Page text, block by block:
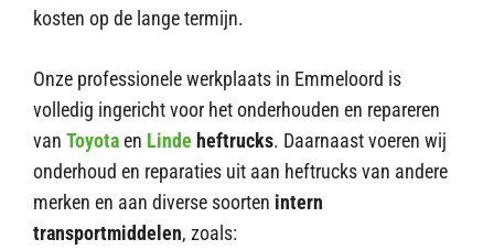
kosten op de lange termijn.
Onze professionele werkplaats in Emmeloord is
volledig ingericht voor het onderhouden en repareren
van Toyotaen Linde heftrucks. Daarnaast voeren wij
onderhoud en reparaties uit aan heftrucks van andere
merken en aan diverse soorten intern
transportmiddelen, zoals: